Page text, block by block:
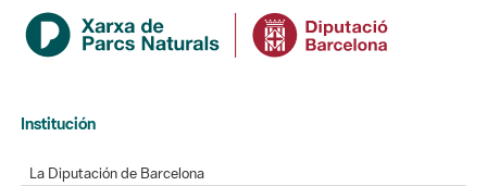
Institución
La Diputación de Barcelona